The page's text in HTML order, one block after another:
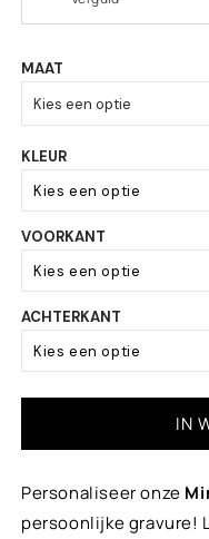
MAAT
KLEUR
Kies een optie
White
Ivory
Beige
Trendy gold &
Gold
Dark gold
VOORKANT
Kies een optie
Standaard tekst
ACHTERKANT
Kies een optie
Geen
Standaard tekst
IN
Personaliseer onze
persoonlijke gravure!